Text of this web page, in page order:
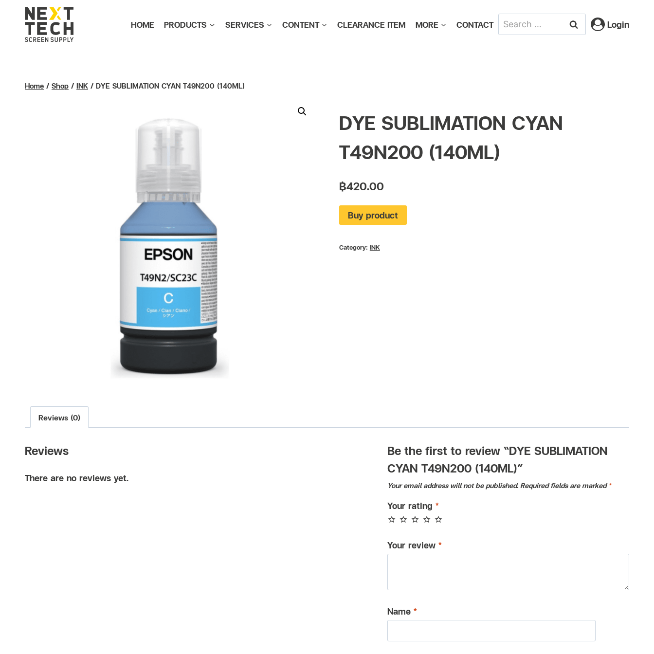
HOME PRODUCTS SERVICES CONTENT CLEARANCE ITEM MORE CONTACT Login
Home / Shop / INK / DYE SUBLIMATION CYAN T49N200 (140ML)
DYE SUBLIMATION CYAN
T49N200 (140ML)
฿420.00
Buy product
Category: INK
Reviews (0)
Reviews
There are no reviews yet.
Be the first to review “DYE SUBLIMATION
CYAN T49N200 (140ML)”
Your email address will not be published. Required fields are marked*
Your rating*
Your review*
Name*